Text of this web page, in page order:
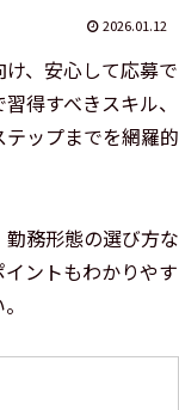
2026.01.12
、安心して応募で
得すべきスキル、
ップまでを網羅的
務形態の選び方な
ントもわかりやす